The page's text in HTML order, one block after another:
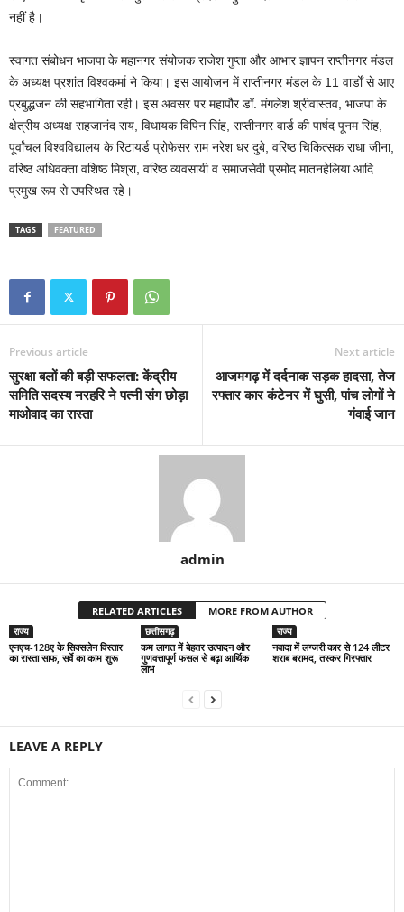
नहीं है।
स्वागत संबोधन भाजपा के महानगर संयोजक राजेश गुप्ता और आभार ज्ञापन राप्तीनगर मंडल
के अध्यक्ष प्रशांत विश्वकर्मा ने किया। इस आयोजन में राप्तीनगर मंडल के 11 वार्डों से आए
प्रबुद्धजन की सहभागिता रही। इस अवसर पर महापौर डॉ. मंगलेश श्रीवास्तव, भाजपा के
क्षेत्रीय अध्यक्ष सहजानंद राय, विधायक विपिन सिंह, राप्तीनगर वार्ड की पार्षद पूनम सिंह,
पूर्वांचल विश्वविद्यालय के रिटायर्ड प्रोफेसर राम नरेश धर दुबे, वरिष्ठ चिकित्सक राधा जीना,
वरिष्ठ अधिवक्ता वशिष्ठ मिश्रा, वरिष्ठ व्यवसायी व समाजसेवी प्रमोद मातनहेलिया आदि
प्रमुख रूप से उपस्थित रहे।
TAGS FEATURED
Previous article
सुरक्षा बलों की बड़ी सफलता: केंद्रीय
समिति सदस्य नरहरि ने पत्नी संग छोड़ा
माओवाद का रास्ता
Next article
आजमगढ़ में दर्दनाक सड़क हादसा, तेज
रफ्तार कार कंटेनर में घुसी, पांच लोगों ने
गंवाई जान
admin
RELATED ARTICLES MORE FROM AUTHOR
राज्य
एनएच-128ए के सिक्सलेन विस्तार
का रास्ता साफ, सर्वे का काम शुरू
छत्तीसगढ़
कम लागत में बेहतर उत्पादन और
गुणवत्तापूर्ण फसल से बढ़ा आर्थिक
लाभ
राज्य
नवादा में लग्जरी कार से 124 लीटर
शराब बरामद, तस्कर गिरफ्तार
LEAVE A REPLY